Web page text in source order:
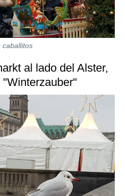
caballitos
al lado del Alster,